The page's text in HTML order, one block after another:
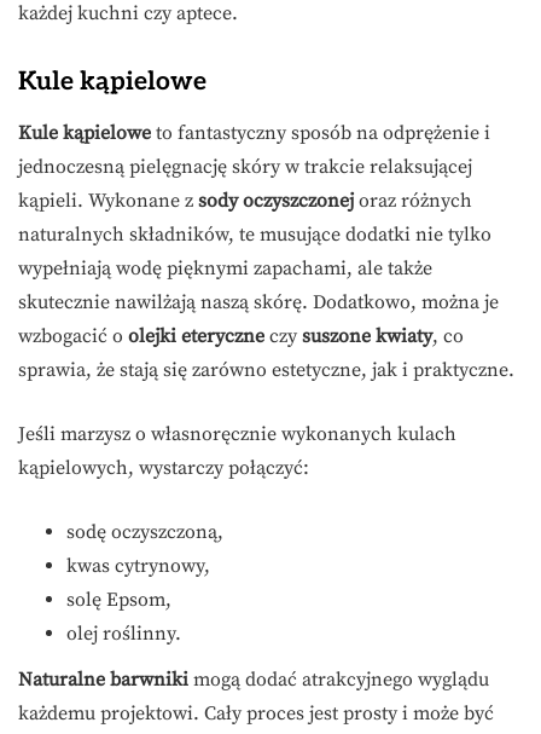
każdej kuchni czy aptece.
Kule kąpielowe
Kule kąpielowe to fantastyczny sposób na odprężenie i
jednoczesną pielęgnację skóry w trakcie relaksującej
kąpieli. Wykonane z sody oczyszczonej oraz różnych
naturalnych składników, te musujące dodatki nie tylko
wypełniają wodę pięknymi zapachami, ale także
skutecznie nawilżają naszą skórę. Dodatkowo, można je
wzbogacić o olejki eteryczne czy suszone kwiaty, co
sprawia, że stają się zarówno estetyczne, jak i praktyczne.
Jeśli marzysz o własnoręcznie wykonanych kulach
kąpielowych, wystarczy połączyć:
sodę oczyszczoną,
kwas cytrynowy,
solę Epsom,
olej roślinny.
Naturalne barwniki mogą dodać atrakcyjnego wyglądu
każdemu projektowi. Cały proces jest prosty i może być